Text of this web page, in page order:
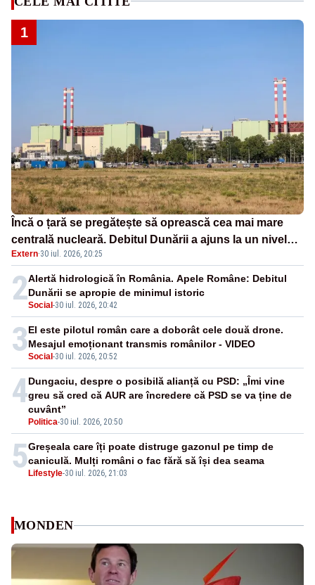
1
Încă o țară se pregătește să oprească cea mai mare
centrală nucleară. Debitul Dunării a ajuns la un nivel
critic
Extern·30 iul. 2026, 20:25
2Social -30 iul. 2026, 20:42
Alertă hidrologică în România. Apele Române: Debitul
Dunării se apropie de minimul istoric
3Social -30 iul. 2026, 20:52
El este pilotul român care a doborât cele două drone.
Mesajul emoționant transmis românilor - VIDEO
4
Politica-30 iul. 2026, 20:50
Dungaciu, despre o posibilă alianță cu PSD: „Îmi vine
greu să cred că AUR are încredere că PSD se va ține de
cuvânt”
5 Lifestyle-30 iul. 2026, 21:03
Greșeala care îți poate distruge gazonul pe timp de
caniculă. Mulți români o fac fără să își dea seama
MONDEN